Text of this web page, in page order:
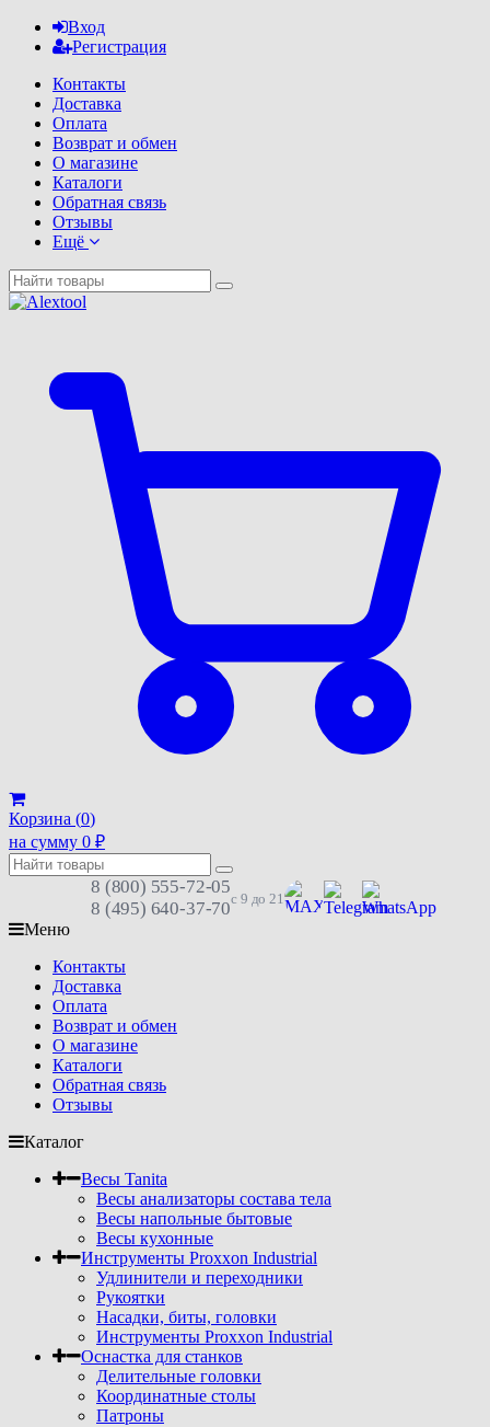
Вход
Регистрация
Контакты
Доставка
Оплата
Возврат и обмен
О магазине
Каталоги
Обратная связь
Отзывы
Ещё
Корзина (0)
на сумму 0 ₽
8 (800) 555-72-05
8 (495) 640-37-70с 9 до 21
Меню
Контакты
Доставка
Оплата
Возврат и обмен
О магазине
Каталоги
Обратная связь
Отзывы
Каталог
Весы Tanita
Весы анализаторы состава тела
Весы напольные бытовые
Весы кухонные
Инструменты Proxxon Industrial
Удлинители и переходники
Рукоятки
Насадки, биты, головки
Инструменты Proxxon Industrial
Оснастка для станков
Делительные головки
Координатные столы
Патроны